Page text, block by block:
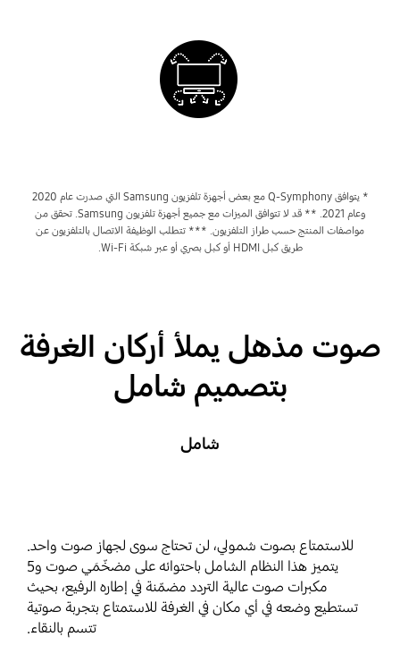
* يتوافق Q-Symphony مع بعض أجهزة تلفزيون Samsung التي صدرت عام 2020
وعام 2021.
** قد لا تتوافق الميزات مع جميع أجهزة تلفزيون Samsung. تحقق من
مواصفات المنتج حسب طراز التلفزيون. *** تتطلب الوظيفة الاتصال بالتلفزيون عن
طريق كبل HDMI أو كبل بصري أو عبر شبكة Wi-Fi.
صوت مذهل يملأ أركان الغرفة
بتصميم شامل
شامل
للاستمتاع بصوت شمولي، لن تحتاج سوى لجهاز صوت واحد.
يتميز هذا النظام الشامل باحتوائه على مضخّمَي صوت و5
مكبرات صوت عالية التردد مضمّنة في إطاره الرفيع، بحيث
تستطيع وضعه في أي مكان في الغرفة للاستمتاع بتجربة صوتية
تتسم بالنقاء.